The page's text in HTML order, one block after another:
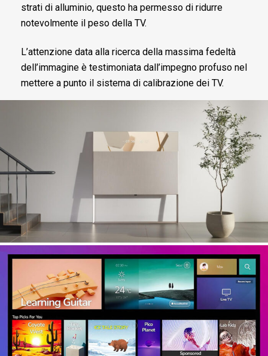
strati di alluminio, questo ha permesso di ridurre
notevolmente il peso della TV.
L’attenzione data alla ricerca della massima fedeltà
dell’immagine è testimoniata dall’impegno profuso nel
mettere a punto il sistema di calibrazione dei TV.